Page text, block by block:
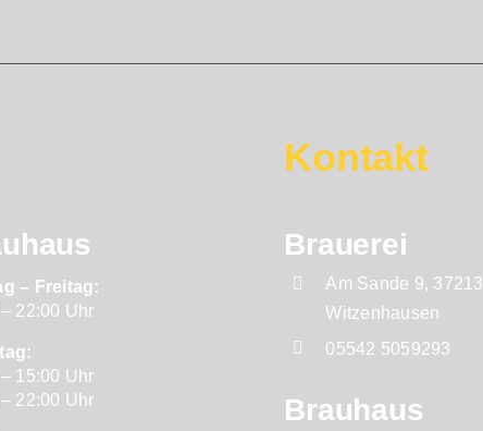
– Freitag:
22:00 Uhr
15:00 Uhr
22:00 Uhr
Kontakt
Brauerei
Am Sande 9, 37213
Witzenhausen
05542 5059293
Brauhaus